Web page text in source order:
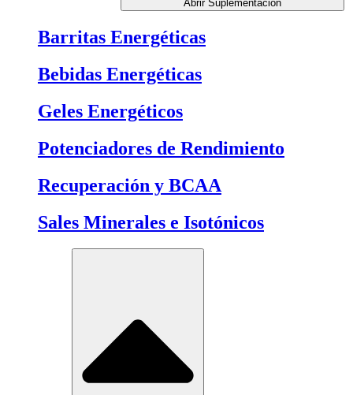
Abrir Suplementación
Barritas Energéticas
Bebidas Energéticas
Geles Energéticos
Potenciadores de Rendimiento
Recuperación y BCAA
Sales Minerales e Isotónicos